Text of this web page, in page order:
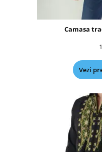
Camasa
Vezi